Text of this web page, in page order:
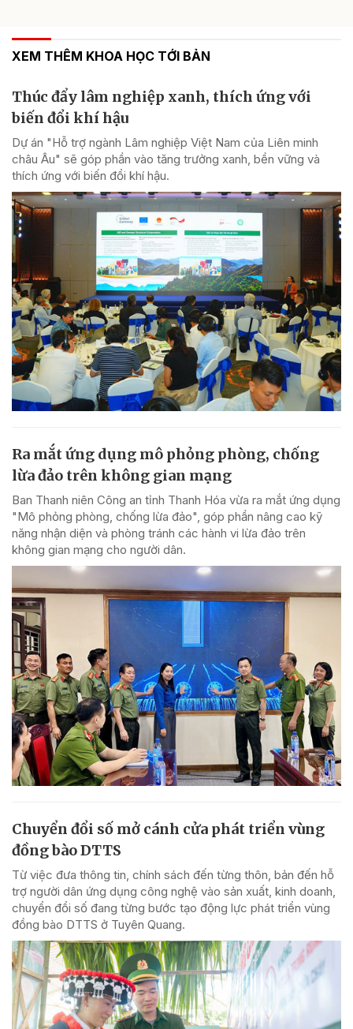
XEM THÊM KHOA HỌC TỚI BẢN
Thúc đẩy lâm nghiệp xanh, thích ứng với
biến đổi khí hậu
Dự án "Hỗ trợ ngành Lâm nghiệp Việt Nam của Liên minh
châu Âu" sẽ góp phần vào tăng trưởng xanh, bền vững và
thích ứng với biến đổi khí hậu.
Ra mắt ứng dụng mô phỏng phòng, chống
lừa đảo trên không gian mạng
Ban Thanh niên Công an tỉnh Thanh Hóa vừa ra mắt ứng dụng
"Mô phỏng phòng, chống lừa đảo", góp phần nâng cao kỹ
năng nhận diện và phòng tránh các hành vi lừa đảo trên
không gian mạng cho người dân.
Chuyển đổi số mở cánh cửa phát triển vùng
đồng bào DTTS
Từ việc đưa thông tin, chính sách đến từng thôn, bản đến hỗ
trợ người dân ứng dụng công nghệ vào sản xuất, kinh doanh,
chuyển đổi số đang từng bước tạo động lực phát triển vùng
đồng bào DTTS ở Tuyên Quang.